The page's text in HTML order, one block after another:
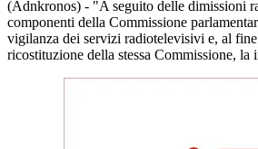
(Adnkronos) - "A seguito delle dimissioni
componenti della Commissione
vigilanza dei servizi radiotelevisivi e, al
ricostituzione della stessa Commissione, la